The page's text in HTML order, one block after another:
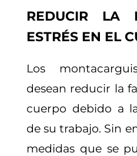
REDUCIR LA
ESTRÉS EN EL
Los
desean reducir la
cuerpo debido a
de su trabajo. Sin
medidas que se